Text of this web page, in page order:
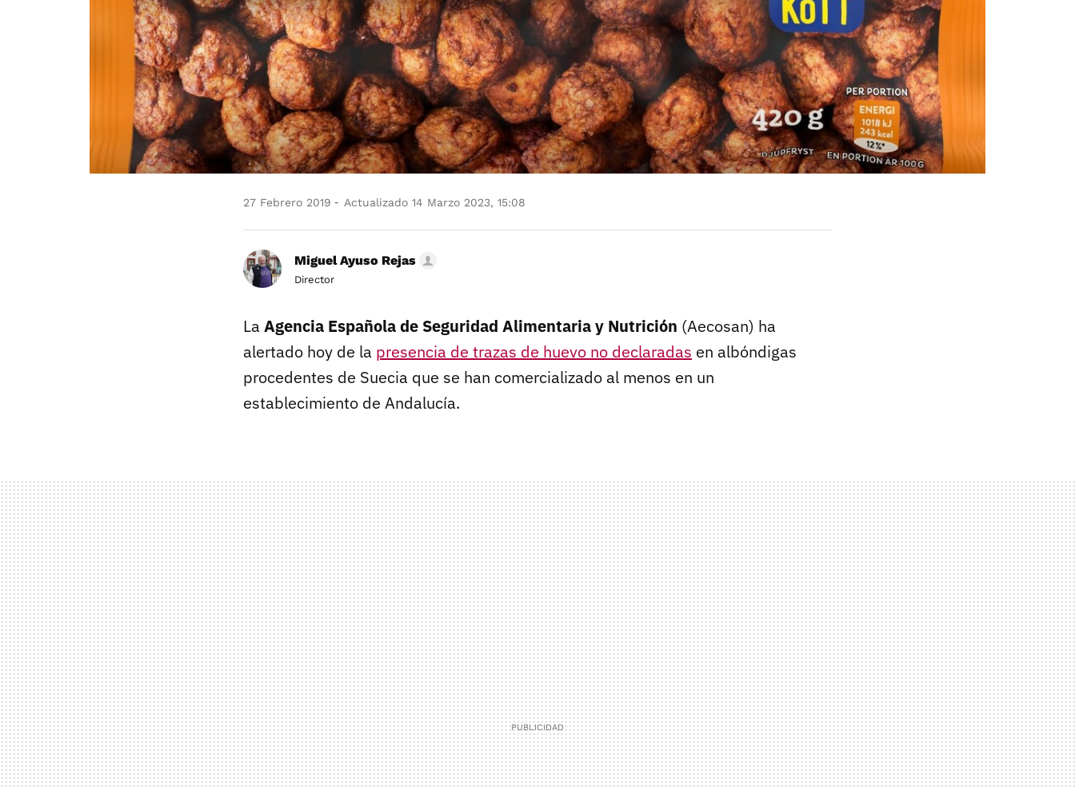
27 Febrero 2019 Actualizado 14 Marzo 2023, 15:08
Miguel Ayuso Rejas
Director
La Agencia Española de Seguridad Alimentaria y Nutrición (Aecosan) ha
alertado hoy de la presencia de trazas de huevo no declaradas en albóndigas
procedentes de Suecia que se han comercializado al menos en un
establecimiento de Andalucía.